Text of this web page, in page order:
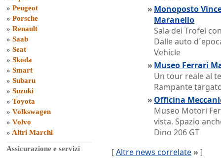
» Peugeot
» Porsche
» Renault
» Saab
» Seat
» Skoda
» Smart
» Subaru
» Suzuki
» Toyota
» Volkswagen
» Volvo
» Altri Marchi
Assicurazione e servizi
» Monoposto
Maranello
Sala dei Trofei
Dalle auto
Vehicle
» Museo Ferrari
Un tour reale al
Rampante
» Officina
Museo Motori
vista. Spazio
Dino 206 GT
[Altre news correlate » ]